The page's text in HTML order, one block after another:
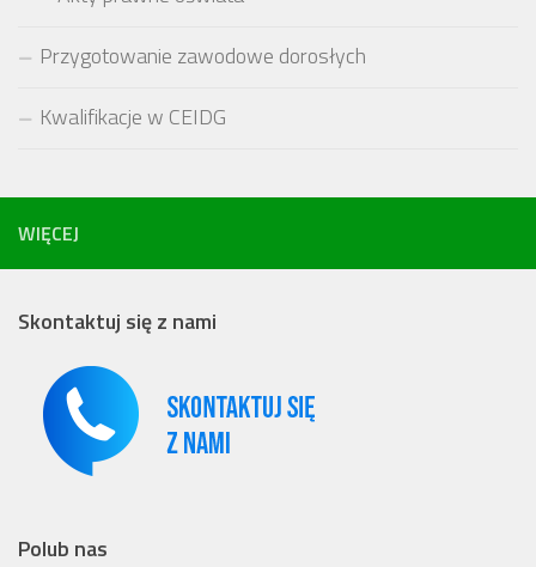
Przygotowanie zawodowe dorosłych
Kwalifikacje w CEIDG
WIĘCEJ
Skontaktuj się z nami
Polub nas